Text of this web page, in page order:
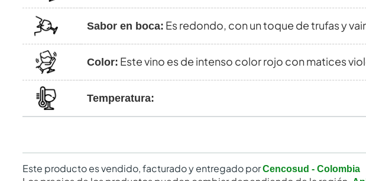
Sabor en boca: Es redondo, con un toque de trufas y
Color: Este vino es de intenso color rojo con matices
Temperatura:
Este producto es vendido, facturado y entregado porCencosud - Colombia